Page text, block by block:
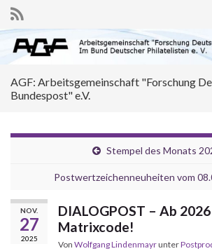
Search for:
AGF: Arbeitsgemeinschaft "Forschung
Bundespost" e.V.
Stempel des Monats
Postwertzeichenneuheiten vom
NOV.
27
2025
DIALOGPOST – Ab
Matrixcode!
Von Wolfgang Lindenmayrunter